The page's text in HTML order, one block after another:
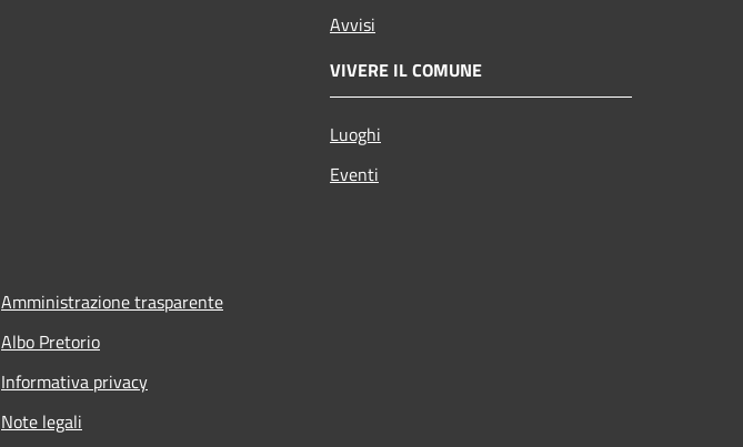
Avvisi
VIVERE IL COMUNE
Luoghi
Eventi
Amministrazione trasparente
Albo Pretorio
Informativa privacy
Note legali